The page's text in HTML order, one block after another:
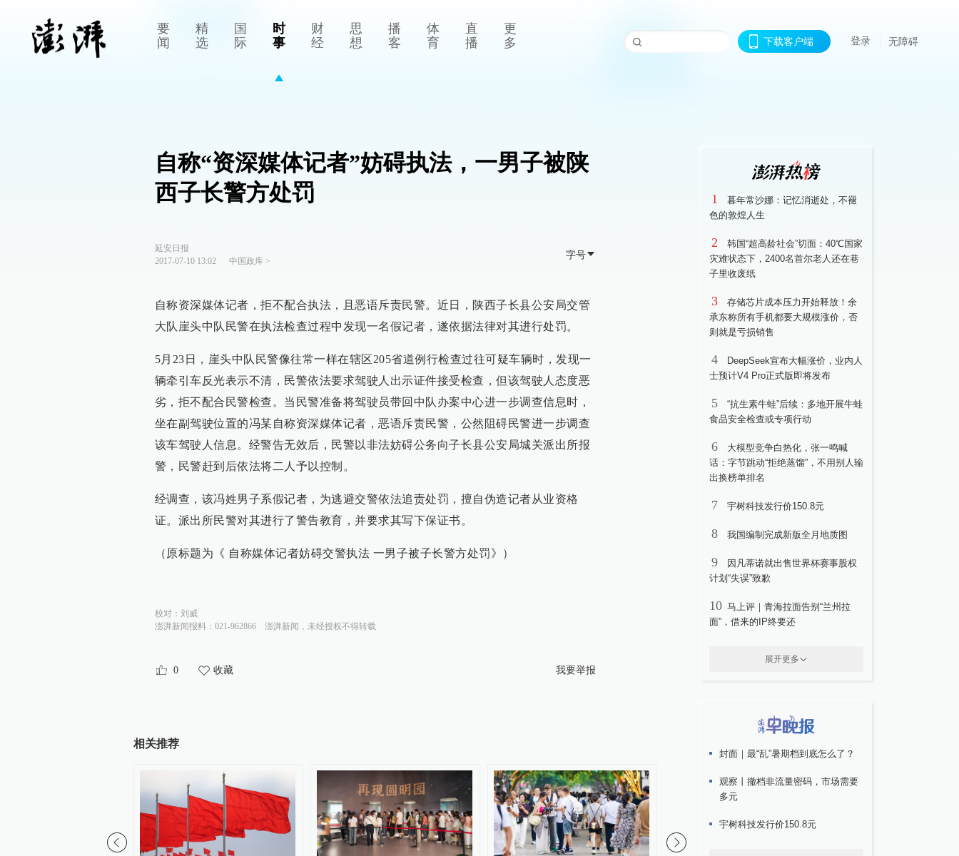
要
闻
精
选
国
际
时
事
财
经
思
想
播
客
体
育
直
播
更
多
下载客户端 登录 无障碍
自称“资深媒体记者”妨碍执法，一男子被陕
西子长警方处罚
延安日报
2017-07-10 13:02
中国政库>
字号
自称资深媒体记者，拒不配合执法，且恶语斥责民警。近日，陕西子长县公安局交管
大队崖头中队民警在执法检查过程中发现一名假记者，遂依据法律对其进行处罚。
5月23日，崖头中队民警像往常一样在辖区205省道例行检查过往可疑车辆时，发现一
辆牵引车反光表示不清，民警依法要求驾驶人出示证件接受检查，但该驾驶人态度恶
劣，拒不配合民警检查。当民警准备将驾驶员带回中队办案中心进一步调查信息时，
坐在副驾驶位置的冯某自称资深媒体记者，恶语斥责民警，公然阻碍民警进一步调查
该车驾驶人信息。经警告无效后，民警以非法妨碍公务向子长县公安局城关派出所报
警，民警赶到后依法将二人予以控制。
经调查，该冯姓男子系假记者，为逃避交警依法追责处罚，擅自伪造记者从业资格
证。派出所民警对其进行了警告教育，并要求其写下保证书。
（原标题为《 自称媒体记者妨碍交警执法 一男子被子长警方处罚》）
校对： 刘威
澎湃新闻报料：021-962866
澎湃新闻，未经授权不得转载
0 收藏 我要举报
相关推荐
1
暮年常沙娜：记忆消逝处，不褪
色的敦煌人生
2
韩国“超高龄社会”切面：40℃国家
灾难状态下，2400名首尔老人还在巷
子里收废纸
3
存储芯片成本压力开始释放！余
承东称所有手机都要大规模涨价，否
则就是亏损销售
4
DeepSeek宣布大幅涨价，业内人
士预计V4 Pro正式版即将发布
5
“抗生素牛蛙”后续：多地开展牛蛙
食品安全检查或专项行动
6
大模型竞争白热化，张一鸣喊
话：字节跳动“拒绝蒸馏”，不用别人输
出换榜单排名
7 宇树科技发行价150.8元
8 我国编制完成新版全月地质图
9
因凡蒂诺就出售世界杯赛事股权
计划“失误”致歉
10 马上评｜青海拉面告别“兰州拉
面”，借来的IP终要还
展开更多
封面｜最“乱”暑期档到底怎么了？
观察丨撤档非流量密码，市场需要
多元
宇树科技发行价150.8元